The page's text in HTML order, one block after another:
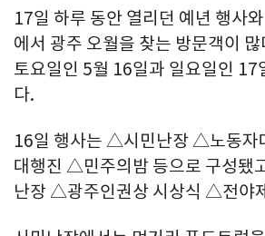
17일 하루 동안 열리던 예년 행사
에서 광주 오월을 찾는 방문객이
토요일인 5월 16일과 일요일인 17
다.
16일 행사는 △시민난장 △노동자
대행진 △민주의밤 등으로 구성됐
난장 △광주인권상 시상식 △전야